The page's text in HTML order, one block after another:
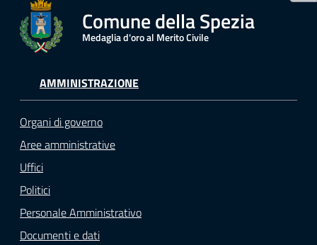
Seguici
Comune della Spezia
Medaglia d'oro al Merito Civile
AMMINISTRAZIONE
Organi di governo
Aree amministrative
Uffici
Politici
Personale Amministrativo
Documenti e dati